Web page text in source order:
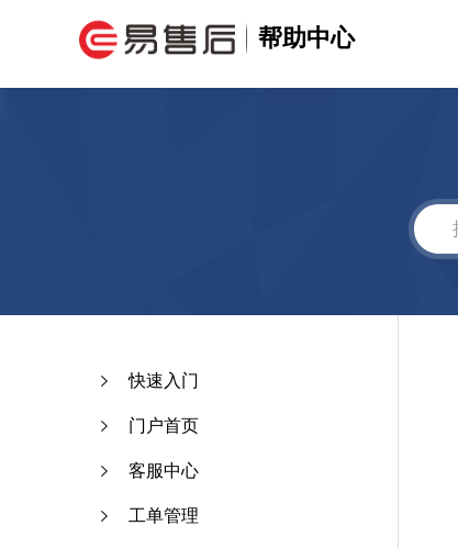
帮助中心
快速入门
门户首页
客服中心
工单管理